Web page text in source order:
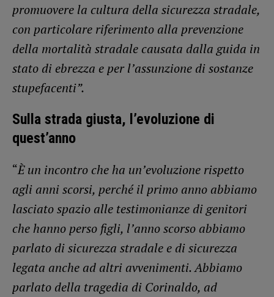
promuovere la cultura della sicurezza stradale,
con particolare riferimento alla prevenzione
della mortalità stradale causata dalla guida in
stato di ebrezza e per l’assunzione di sostanze
stupefacenti”.
Sulla strada giusta, l’evoluzione di
quest’anno
“È un incontro che ha un’evoluzione rispetto
agli anni scorsi, perché il primo anno abbiamo
lasciato spazio alle testimonianze di genitori
che hanno perso figli, l’anno scorso abbiamo
parlato di sicurezza stradale e di sicurezza
legata anche ad altri avvenimenti. Abbiamo
parlato della tragedia di Corinaldo, ad